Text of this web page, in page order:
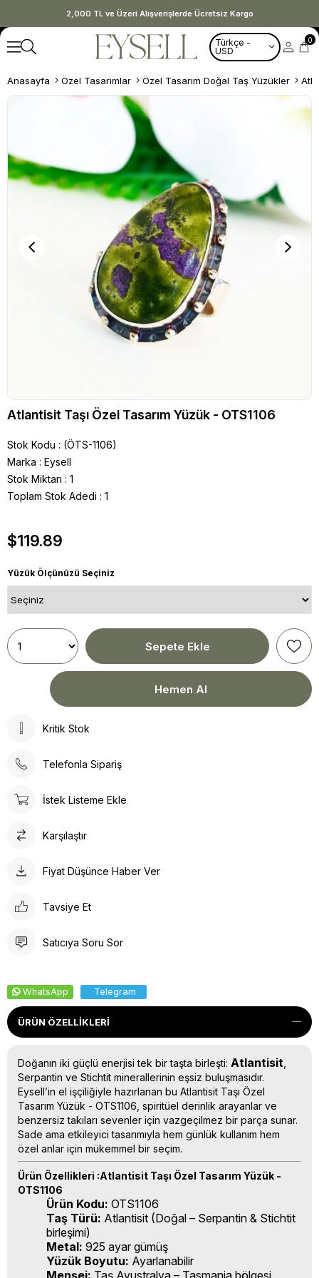
2,000 TL ve Üzeri Alışverişlerde Ücretsiz Kargo
Türkçe -
USD
0
Anasayfa Özel Tasarımlar Özel Tasarım Doğal Taş Yüzükler
Atlantisit Taşı Özel Tasarım Yüzük - OTS1106
Stok Kodu
(ÖTS-1106)
Marka : Eysell
Stok Miktarı : 1
Toplam Stok Adedi : 1
$119.89
Yüzük Ölçünüzü Seçiniz
Kritik Stok
Telefonla Sipariş
İstek Listeme Ekle
Karşılaştır
Fiyat Düşünce Haber Ver
Tavsiye Et
Satıcıya Soru Sor
WhatsApp Telegram
ÜRÜN ÖZELLIKLERI
Doğanın iki güçlü enerjisi tek bir taşta birleşti: Atlantisit
Serpantin ve Stichtit minerallerinin eşsiz buluşmasıdır.
Eysell’in el işçiliğiyle hazırlanan bu Atlantisit Taşı Özel
Tasarım Yüzük - OTS1106, spiritüel derinlik arayanlar ve
benzersiz takıları sevenler için vazgeçilmez bir parça sunar.
Sade ama etkileyici tasarımıyla hem günlük kullanım hem
özel anlar için mükemmel bir seçim.
Ürün Özellikleri :Atlantisit Taşı Özel Tasarım Yüzük -
OTS1106
Ürün Kodu: OTS1106
Taş Türü: Atlantisit (Doğal – Serpantin & Stichtit
birleşimi)
Metal: 925 ayar gümüş
Yüzük Boyutu: Ayarlanabilir
Menşei: Taş Avustralya – Tasmania bölgesi